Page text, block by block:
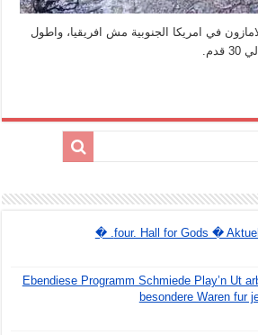
في امريكا الجنوبية مش افريقيا، واطول
four. Hall for Gods �
Ebendiese Programm Schmiede Play’n Ut
besondere Waren fur